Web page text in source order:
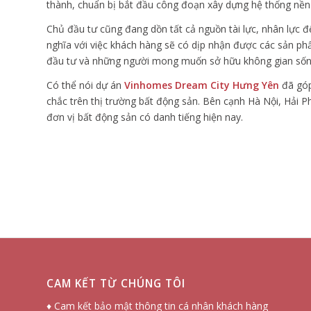
thành, chuẩn bị bắt đầu công đoạn xây dựng hệ thống
Chủ đầu tư cũng đang dồn tất cả nguồn tài lực, nhân lực
nghĩa với việc khách hàng sẽ có dịp nhận được các sản
đầu tư và những người mong muốn sở hữu không gian
Có thể nói dự án Vinhomes Dream City Hưng Yên đã
chắc trên thị trường bất động sản. Bên cạnh Hà Nội, Hải
đơn vị bất động sản có danh tiếng hiện nay.
CAM KẾT TỪ CHÚNG TÔI
♦ Cam kết bảo mật thông tin cá nhân khách hàng